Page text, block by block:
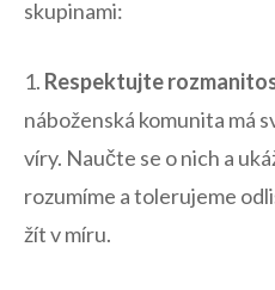
skupinami:
1.​ Respektujte
náboženská komunita má
víry.​ Naučte se o ⁢nich a
rozumíme a ‌tolerujeme
žít v míru.